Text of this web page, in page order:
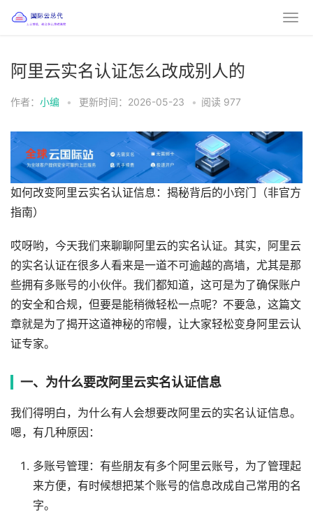
阿里云实名认证怎么改成别人的
作者： 小编 • 更新时间：2026-05-23 • 阅读 977
如何改变阿里云实名认证信息：揭秘背后的小窍门（非官方
指南）
哎呀哟，今天我们来聊聊阿里云的实名认证。其实，阿里云
的实名认证在很多人看来是一道不可逾越的高墙，尤其是那
些拥有多账号的小伙伴。我们都知道，这可是为了确保账户
的安全和合规，但要是能稍微轻松一点呢？不要急，这篇文
章就是为了揭开这道神秘的帘幔，让大家轻松变身阿里云认
证专家。
一、为什么要改阿里云实名认证信息
我们得明白，为什么有人会想要改阿里云的实名认证信息。
嗯，有几种原因：
多账号管理：有些朋友有多个阿里云账号，为了管理起
来方便，有时候想把某个账号的信息改成自己常用的名
字。